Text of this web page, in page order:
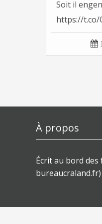
Soit il
https://t.co/

À propos
Écrit au bord
bureaucraland.fr)